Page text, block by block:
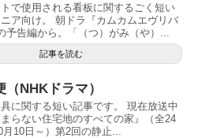
トで使用される看板に関するごく短い
ア向け。 朝ドラ『カムカムエヴリバ
予告編から。「（つ）がみ（や）...
記事を読む
NHKドラマ）
に関する短い記事です。 現在放送中
らない住宅地のすべての家』（全24
10日～）第2回の静止...